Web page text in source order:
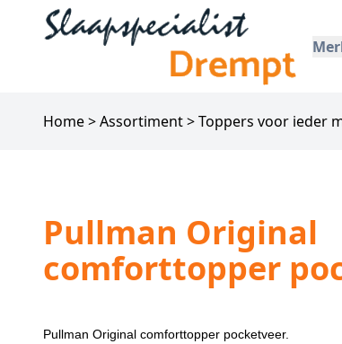
Home>Assortiment>Toppers voor ieder
Pullman Original
comforttopper
Pullman Original comforttopper pocketveer.